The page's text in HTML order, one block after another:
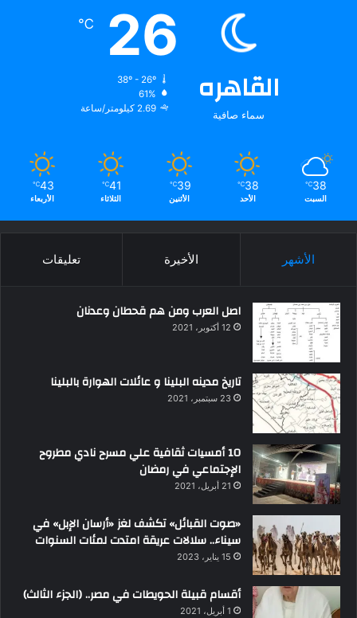
القاهره
سماء صافية
26
℃
38º - 26º
61%
2.69 كيلومتر/ساعة
38
℃
السبت
38
℃
الأحد
39
℃
الأثنين
41
℃
الثلاثاء
43
℃
الأربعاء
الأشهر الأخيرة تعليقات
اصل العرب ومن هم قحطان وعدنان
12 أكتوبر، 2021
تاريخ مدينه البلينا و عائلات الهوارة بالبلينا
23 سبتمبر، 2021
10 أمسيات ثقافية علي مسرح نادي مطروح
الإجتماعي في رمضان
21 أبريل، 2021
«صوت القبائل» تكشف لغز «أرسان الإبل» في
سيناء.. سلالات عريقة امتدت لمئات السنوات
15 يناير، 2023
أقسام قبيلة الحويطات في مصر.. (الجزء الثالث)
1 أبريل، 2021